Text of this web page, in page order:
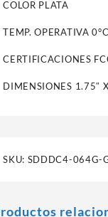
COLOR PLATA
TEMP. OPERATIVA
CERTIFICACIONES
DIMENSIONES 1.75″
SKU: SDDDC4-064G-